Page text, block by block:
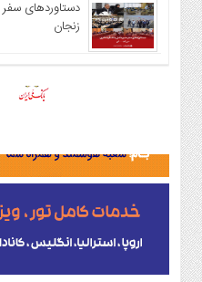
دستاوردهای
زنجان